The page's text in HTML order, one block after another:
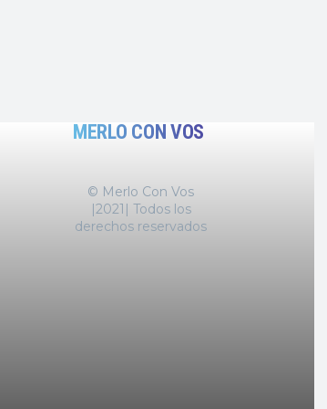
MERLO CON VOS
© Merlo Con Vos
|2021| Todos los
derechos reservados